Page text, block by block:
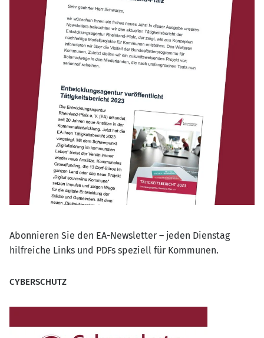
Abonnieren Sie den EA-Newsletter – jeden Dienstag
hilfreiche Links und PDFs speziell für Kommunen.
CYBERSCHUTZ